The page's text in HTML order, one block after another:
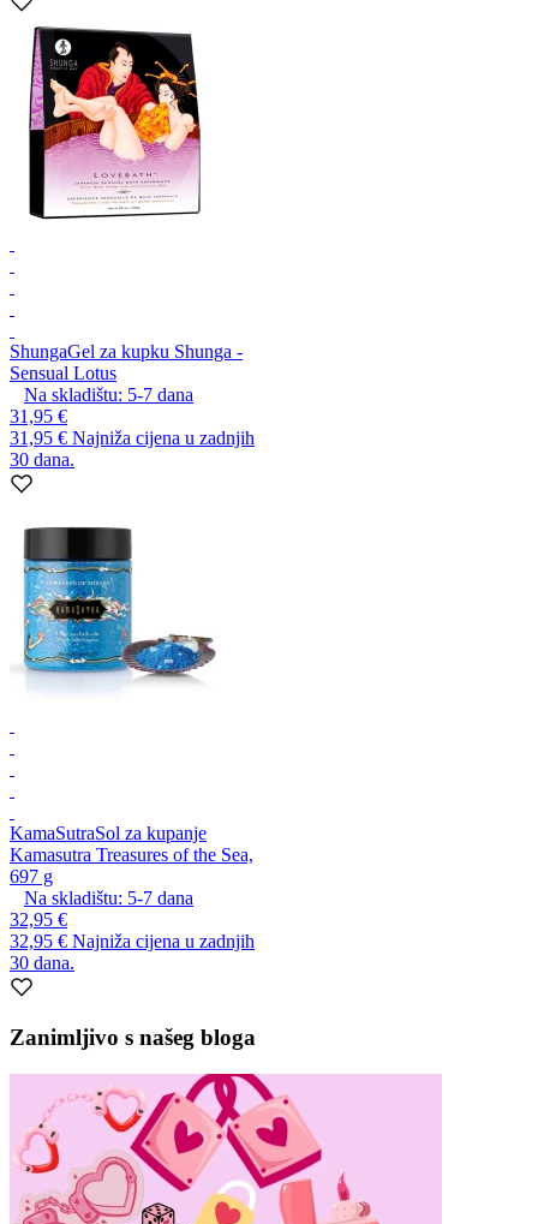
ShungaGel za kupku Shunga -
Sensual Lotus
Na skladištu: 5-7 dana
31,95 €
31,95 € Najniža cijena u zadnjih
30 dana.
KamaSutraSol za kupanje
Kamasutra Treasures of the Sea,
697 g
Na skladištu: 5-7 dana
32,95 €
32,95 € Najniža cijena u zadnjih
30 dana.
Zanimljivo s našeg bloga